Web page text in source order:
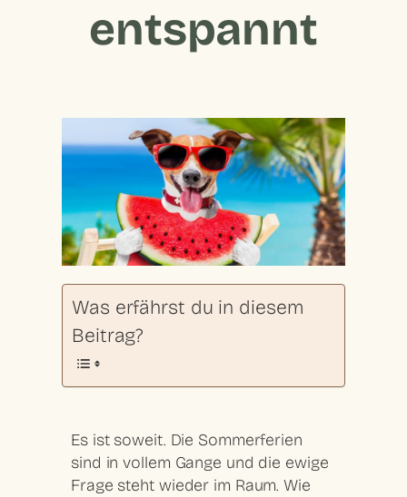
entspannt
Was erfährst du in diesem
Beitrag?
Es ist soweit. Die Sommerferien
sind in vollem Gange und die ewige
Frage steht wieder im Raum. Wie